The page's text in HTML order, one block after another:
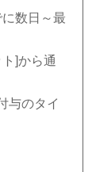
数日～最
]から通
与のタイ